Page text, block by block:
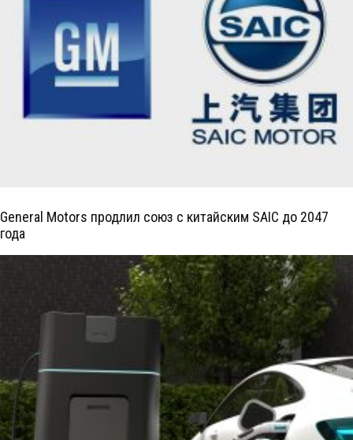
General Motors продлил союз с китайским SAIC до 2047
года